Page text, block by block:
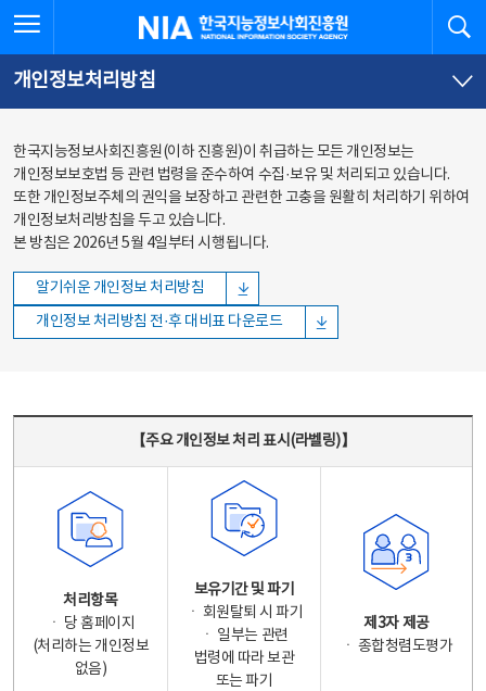
바로가기
바로가기
한국지능정보사회진흥원
개인정보처리방침
한국지능정보사회진흥원(이하 진흥원)이 취급하는 모든 개인정보는
개인정보보호법 등 관련 법령을 준수하여 수집·보유 및 처리되고 있습니다.
또한 개인정보주체의 권익을 보장하고 관련한 고충을 원활히 처리하기 위하여
개인정보처리방침을 두고 있습니다.
본 방침은 2026년 5월 4일부터 시행됩니다.
알기쉬운 개인정보 처리방침
개인정보 처리방침 전·후 대비표 다운로드
【주요 개인정보 처리 표시(라벨링)】
처리항목
ㆍ 당 홈페이지
(처리하는 개인정보
없음)
보유기간 및 파기
ㆍ 회원탈퇴 시 파기
ㆍ 일부는 관련
법령에 따라 보관
또는 파기
제3자 제공
ㆍ 종합청렴도평가